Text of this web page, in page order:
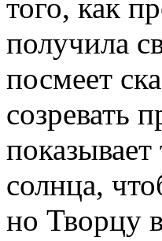
того, как
получила
посмеет
созревать
солнца,
но Творцу